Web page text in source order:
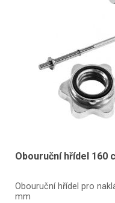
Obouruční hřídel 160
Obouruční hřídel pro
mm